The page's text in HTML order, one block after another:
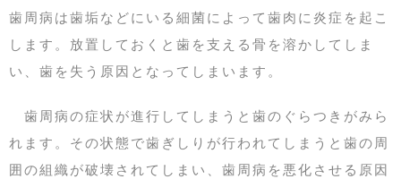
歯周病は歯垢などにいる細菌によって歯肉に炎症を起こ
します。放置しておくと歯を支える骨を溶かしてしま
い、歯を失う原因となってしまいます。
歯周病の症状が進行してしまうと歯のぐらつきがみら
れます。その状態で歯ぎしりが行われてしまうと歯の周
囲の組織が破壊されてしまい、歯周病を悪化させる原因